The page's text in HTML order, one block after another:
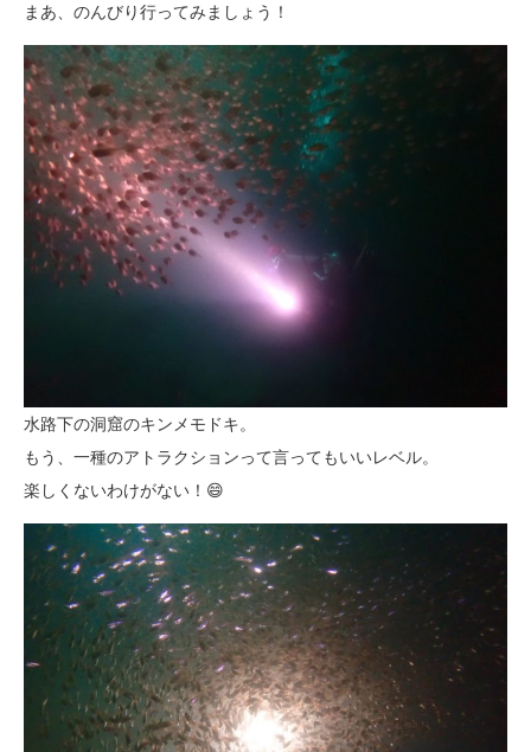
まあ、のんびり行ってみましょう！
水路下の洞窟のキンメモドキ。
もう、一種のアトラクションって言ってもいいレベル。
楽しくないわけがない！😄